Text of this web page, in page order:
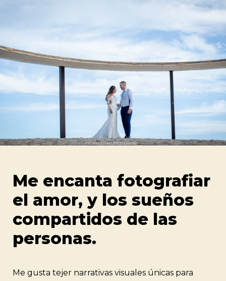
Me encanta fotografiar
el amor, y los sueños
compartidos de las
personas.
Me gusta tejer narrativas visuales únicas para